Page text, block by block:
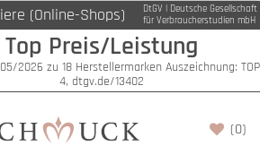
(Online-Shops)
DtGV | Deutsche Gesellschaft
für Verbraucherstudien mbH
Top Preis/Leistung
2026 zu 18 Herstellermarken Auszeichnung: TOP
4, dtgv.de/13402
(0)